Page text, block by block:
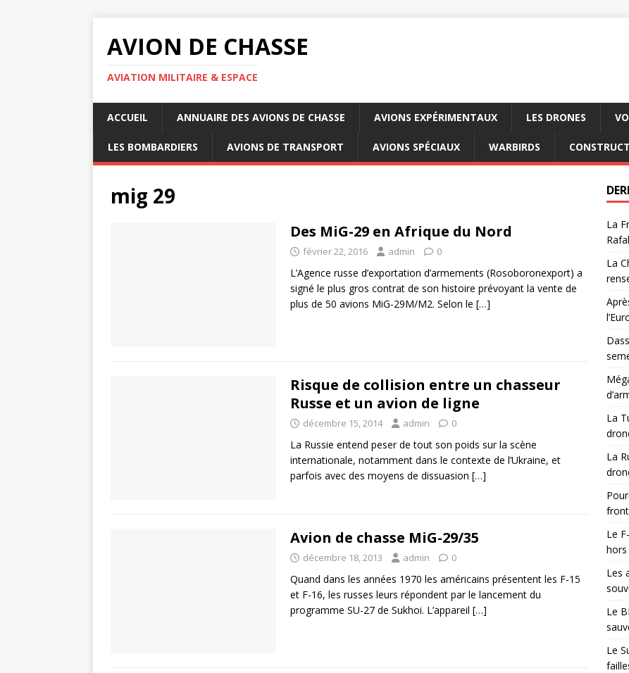
AVION DE CHASSE
AVIATION MILITAIRE & ESPACE
ACCUEIL ANNUAIRE DES AVIONS DE CHASSE AVIONS EXPÉRIMENTAUX LES DRONES
LES BOMBARDIERS AVIONS DE TRANSPORT AVIONS SPÉCIAUX WARBIRDS
mig 29
Des MiG-29 en Afrique du Nord
février 22, 2016 admin 0
L’Agence russe d’exportation d’armements (Rosoboronexport) a
signé le plus gros contrat de son histoire prévoyant la vente de
plus de 50 avions MiG-29M/M2. Selon le […]
Risque de collision entre un chasseur
Russe et un avion de ligne
décembre 15, 2014 admin 0
La Russie entend peser de tout son poids sur la scène
internationale, notamment dans le contexte de l’Ukraine, et
parfois avec des moyens de dissuasion […]
Avion de chasse MiG-29/35
décembre 18, 2013 admin 0
Quand dans les années 1970 les américains présentent les F-15
et F-16, les russes leurs répondent par le lancement du
programme SU-27 de Sukhoi. L’appareil […]
La
La
La
La
Le
Les
Le
Le